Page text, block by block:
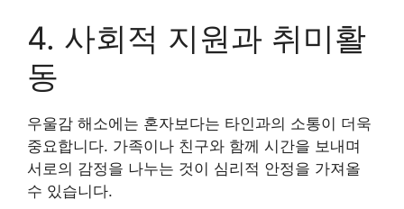
4. 사회적 지원과 취미활
동
우울감 해소에는 혼자보다는 타인과의 소통이 더욱
중요합니다. 가족이나 친구와 함께 시간을 보내며
서로의 감정을 나누는 것이 심리적 안정을 가져올
수 있습니다.